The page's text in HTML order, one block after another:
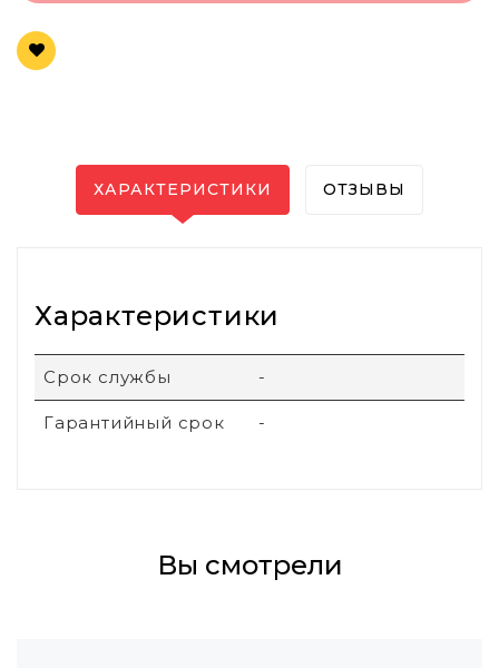
ХАРАКТЕРИСТИКИ ОТЗЫВЫ
Характеристики
Срок службы -
Гарантийный срок -
Вы смотрели